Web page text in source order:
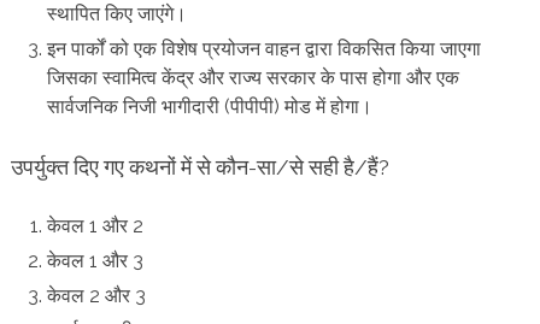
स्थापित किए जाएंगे।
इन पार्कों को एक विशेष प्रयोजन वाहन द्वारा विकसित किया जाएगा
जिसका स्वामित्व केंद्र और राज्य सरकार के पास होगा और एक
सार्वजनिक निजी भागीदारी (पीपीपी) मोड में होगा।
उपर्युक्त दिए गए कथनों में से कौन-सा/से सही है/हैं?
केवल 1 और 2
केवल 1 और 3
केवल 2 और 3